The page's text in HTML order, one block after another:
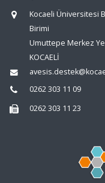
Kocaeli Üniversitesi
Birimi
Umuttepe Merkez
KOCAELİ
0262 303 11 09
0262 303 11 23